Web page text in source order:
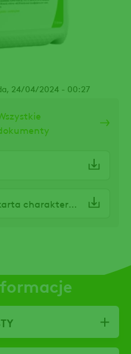
24/04/2024 - 00:27
Tomigan S 250 EC karta charakterystyki